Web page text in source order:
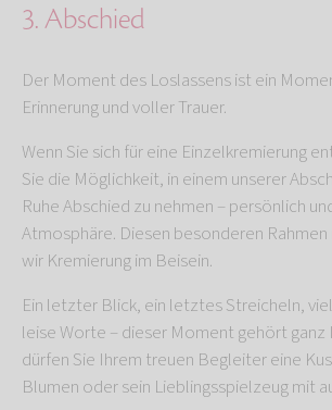
3. Abschied
Der Moment des Loslassens ist ein
Erinnerung und voller Trauer.
Wenn Sie sich für eine Einzelkremierung
Sie die Möglichkeit, in einem unserer
Ruhe Abschied zu nehmen – persönlich
Atmosphäre. Diesen besonderen Rahmen
wir Kremierung im Beisein.
Ein letzter Blick, ein letztes Streicheln,
leise Worte – dieser Moment gehört ganz
dürfen Sie Ihrem treuen Begleiter eine
Blumen oder sein Lieblingsspielzeug mit